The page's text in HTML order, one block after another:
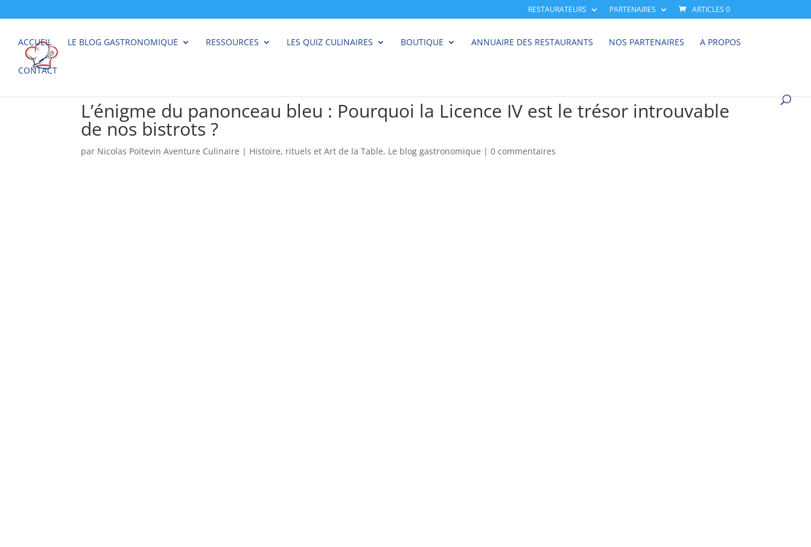
RESTAURATEURS PARTENAIRES ARTICLES 0
ACCUEIL LE BLOG GASTRONOMIQUE RESSOURCES LES QUIZ CULINAIRES BOUTIQUE ANNUAIRE DES RESTAURANTS NOS PARTENAIRES A PROPOS
CONTACT
L’énigme du panonceau bleu : Pourquoi la Licence IV est le trésor introuvable
de nos bistrots ?
par Nicolas Poitevin Aventure Culinaire | Histoire, rituels et Art de la Table, Le blog gastronomique |0 commentaires